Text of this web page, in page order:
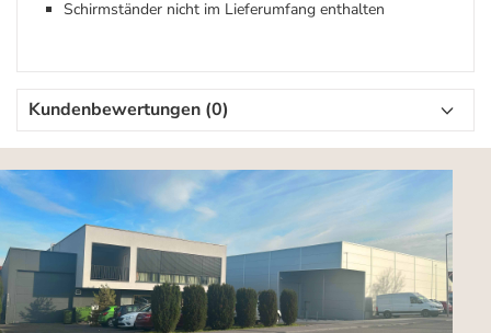
Schirmständer nicht im Lieferumfang enthalten
Kundenbewertungen (0)